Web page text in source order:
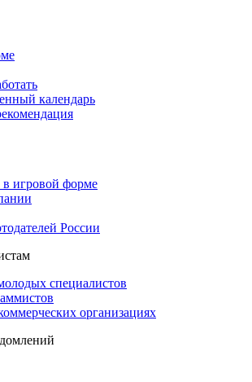
календарь
игровой форме
России
специалистов
организациях